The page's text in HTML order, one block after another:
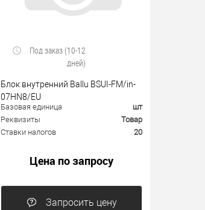
Под заказ (10-12
дней)
Блок внутренний Ballu BSUI-FM/in-
07HN8/EU
Базовая единица
шт
Реквизиты
Товар
Ставки налогов
20
Цена по запросу
Запросить цену